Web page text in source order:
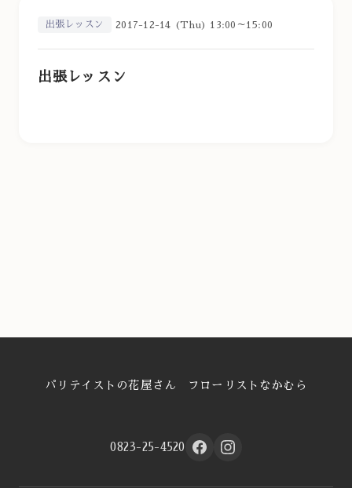
出張レッスン 2017-12-14 (Thu) 13:00～15:00
出張レッスン
パリテイストの花屋さん フローリストなかむら
0823-25-4520